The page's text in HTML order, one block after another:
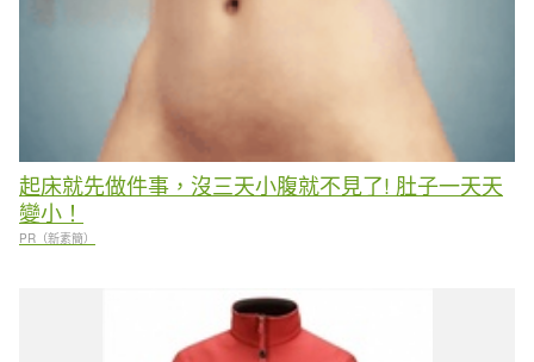
起床就先做件事，沒三天小腹就不見了! 肚子一天天
變小！
PR（新素簡）